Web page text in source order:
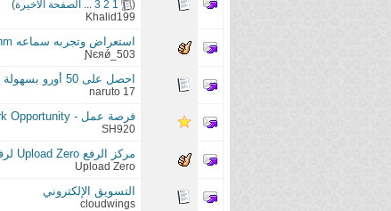
(
1
2
3
... الصفحة الأخيرة)
Khalid199
استعراض وتجربه سماعه DT990 600ohm
Ɲєяǿ_503
احصل على 50 أورو بسهولة و أعلن بها لموقعك أو اسحبها بالباي بال
naruto 17
فرصة عمل - Work Opportunity
SH920
مركز الرفع Upload Zero لرفع الملفات والربح منها
Upload Zero
التسويق الإلكتروني
cloudwings